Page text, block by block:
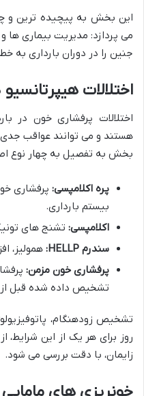
این بخش به پیچیده ترین و
می پردازد: مدیریت بیماری ها
جنین را در دوران بارداری به
اختلالات هیپرتانسیو
اختلالات پرفشاری خون در
هستند و می توانند عواقب جدی
بخش به تفصیل به چهار نوع
پره اکلامپسی: پرفشاری
بیستم بارداری.
اکلامپسی: تشنج های
سندرم HELLP:
همولیز،
پرفشاری خون مزمن:
تشخیص داده شده قبل
تشخیص زودهنگام،
روز برای هر یک از این شرایط،
زایمان، با دقت بررسی می شود.
خونریزی های مامایی